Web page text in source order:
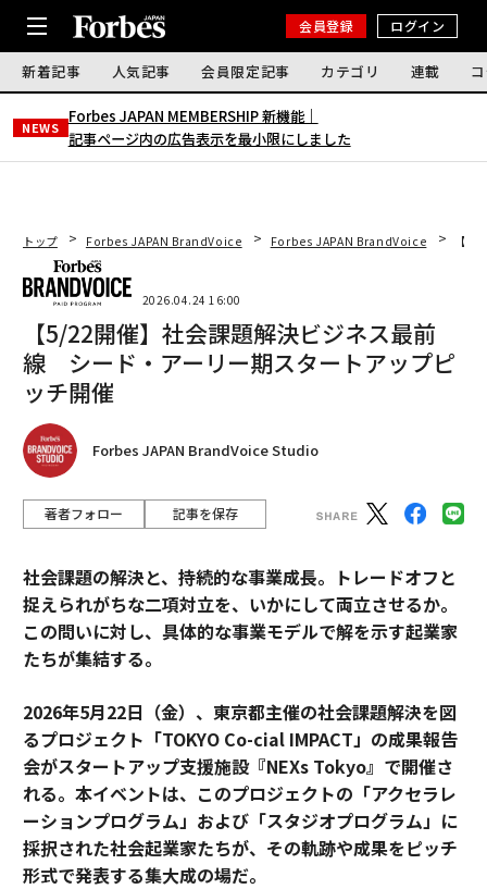
会員登録 ログイン
新着記事 人気記事 会員限定記事 カテゴリ 連載
NEWS
Forbes JAPAN MEMBERSHIP 新機能｜
記事ページ内の広告表示を最小限にしました
トップ Forbes JAPAN BrandVoice Forbes JAPAN BrandVoice 【5/
2026.04.24 16:00
【5/22開催】社会課題解決ビジネス最前
線 シード・アーリー期スタートアップピ
ッチ開催
Forbes JAPAN BrandVoice Studio
著者フォロー 記事を保存
社会課題の解決と、持続的な事業成長。トレードオフと
捉えられがちな二項対立を、いかにして両立させるか。
この問いに対し、具体的な事業モデルで解を示す起業家
たちが集結する。
2026年5月22日（金）、東京都主催の社会課題解決を図
るプロジェクト「TOKYO Co-cial IMPACT」の成果報告
会がスタートアップ支援施設『NEXs Tokyo』で開催さ
れる。本イベントは、このプロジェクトの「アクセラレ
ーションプログラム」および「スタジオプログラム」に
採択された社会起業家たちが、その軌跡や成果をピッチ
形式で発表する集大成の場だ。